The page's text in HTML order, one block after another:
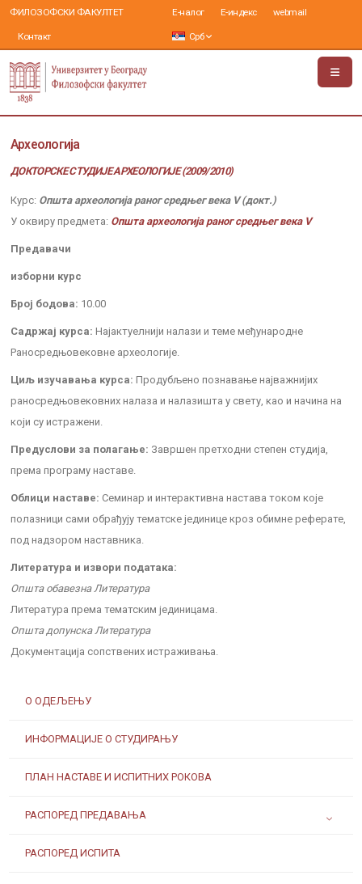
ФИЛОЗОФСКИ ФАКУЛТЕТ
Контакт
Е-налог Е-индекс webmail
Срб
О ОДЕЉЕЊУ
ИНФОРМАЦИЈЕ О СТУДИРАЊУ
ПЛАН НАСТАВЕ И ИСПИТНИХ РОКОВА
РАСПОРЕД ПРЕДАВАЊА
РАСПОРЕД ИСПИТА
Археологија
ДОКТОРСКЕ СТУДИЈЕ АРХЕОЛОГИЈЕ (2009/2010)
Курс: Општа археологија раног средњег века V (докт.)
У оквиру предмета: Општа археологија раног средњег века V
Предавачи
изборни курс
Број бодова: 10.00
Садржај курса: Најактуелнији налази и теме међународне
Раносредњовековне археологије.
Циљ изучавања курса: Продубљено познавање најважнијих
раносредњовековних налаза и налазишта у свету, као и начина на
који су истражени.
Предуслови за полагање: Завршен претходни степен студија,
према програму наставе.
Облици наставе: Семинар и интерактивна настава током које
полазници сами обрађују тематске јединице кроз обимне реферате,
под надзором наставника.
Литература и извори података:
Општа обавезна Литература
Литература према тематским јединицама.
Општа допунска Литература
Документација сопствених истраживања.